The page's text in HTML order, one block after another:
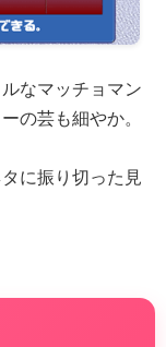
なマッチョマン
の芸も細やか。
に振り切った見